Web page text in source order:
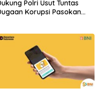
Polri Usut Tuntas
Korupsi Pasokan